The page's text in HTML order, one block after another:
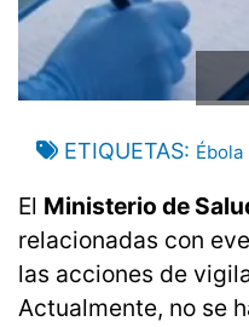
ETIQUETAS Ébola
El Ministerio de
relacionadas con
las acciones de
Actualmente, no se